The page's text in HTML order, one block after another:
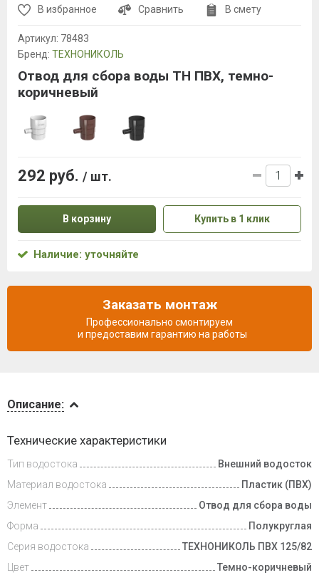
Доставка
Описание:
Технические характеристики
Тип водостока
Внешний водосток
Материал водостока
Пластик (ПВХ)
Элемент
Отвод для сбора воды
Форма
Полукруглая
Серия водостока
ТЕХНОНИКОЛЬ ПВХ 125/82
Цвет
Темно-коричневый
В избранное Сравнить В смету
Артикул: 78483
Бренд: ТЕХНОНИКОЛЬ
Отвод для сбора воды ТН ПВХ, темно-
коричневый
292 руб. / шт.
В корзину Купить в 1 клик
Наличие: уточняйте
Заказать монтаж
Профессионально смонтируем
и предоставим гарантию на работы